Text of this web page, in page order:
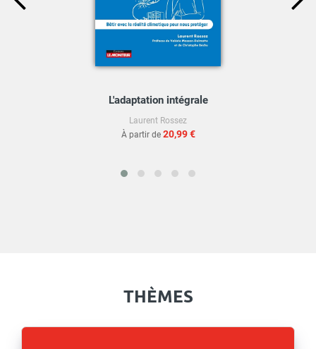
L'adaptation intégrale
Laurent Rossez
À partir de 20,99 €
THÈMES